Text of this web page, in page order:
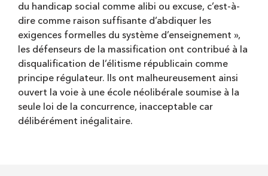
du handicap social comme alibi ou excuse, c’est-à-
dire comme raison suffisante d’abdiquer les
exigences formelles du système d’enseignement »,
les défenseurs de la massification ont contribué à la
disqualification de l’élitisme républicain comme
principe régulateur. Ils ont malheureusement ainsi
ouvert la voie à une école néolibérale soumise à la
seule loi de la concurrence, inacceptable car
délibérément inégalitaire.